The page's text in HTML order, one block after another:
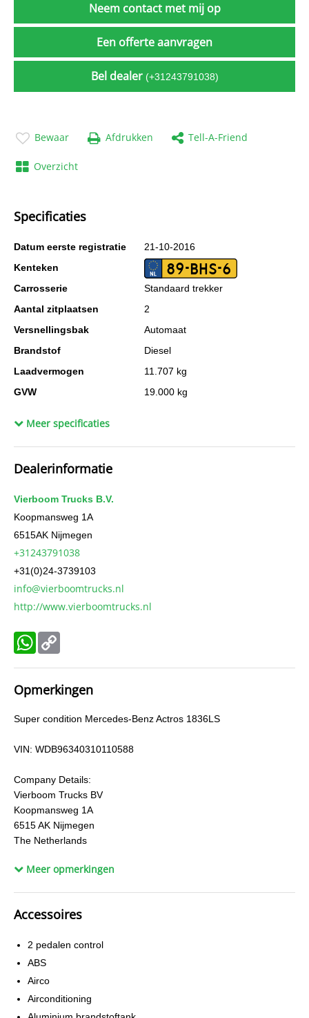
Neem contact met mij op
Een offerte aanvragen
Bel dealer (+31243791038)
Bewaar Afdrukken Tell-A-Friend
Overzicht
Specificaties
Datum eerste registratie
21-10-2016
Kenteken
89-BHS-6
Carrosserie
Standaard trekker
Aantal zitplaatsen
2
Versnellingsbak
Automaat
Brandstof
Diesel
Laadvermogen
11.707 kg
GVW
19.000 kg
Cilinderinhoud
Aantal cilinders
Gewicht (leeg)
Conditie algemeen
Aandrijving
Cabinesoort
Chassisnummer
AdBlue systeem
Meer specificaties
Dealerinformatie
Vierboom Trucks B.V.
Koopmansweg 1A
6515AK Nijmegen
+31243791038
+31(0)24-3739103
info@vierboomtrucks.nl
http://www.vierboomtrucks.nl
WhatsApp
Opmerkingen
Super condition Mercedes-Benz Actros 1836LS
VIN: WDB96340310110588
Company Details:
Vierboom Trucks BV
Koopmansweg 1A
6515 AK Nijmegen
The Netherlands
Mobiel +31 (0)6 42 92 08 08
Bank Details:
The Netherlands
SWIFT RABONL2U
IBAN NL13 RABO 0136 6857 22
Please mention the reference number.
Meer opmerkingen
Accessoires
2 pedalen control
ABS
Airco
Airconditioning